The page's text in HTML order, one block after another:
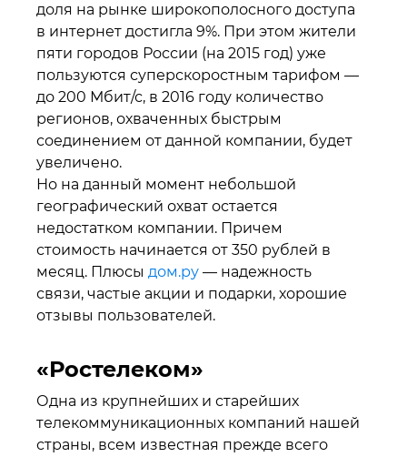
доля на рынке широкополосного доступа
в интернет достигла 9%. При этом жители
пяти городов России (на 2015 год) уже
пользуются суперскоростным тарифом —
до 200 Мбит/с, в 2016 году количество
регионов, охваченных быстрым
соединением от данной компании, будет
увеличено.
Но на данный момент небольшой
географический охват остается
недостатком компании. Причем
стоимость начинается от 350 рублей в
месяц. Плюсы дом.ру — надежность
связи, частые акции и подарки, хорошие
отзывы пользователей.
«Ростелеком»
Одна из крупнейших и старейших
телекоммуникационных компаний нашей
страны, всем известная прежде всего